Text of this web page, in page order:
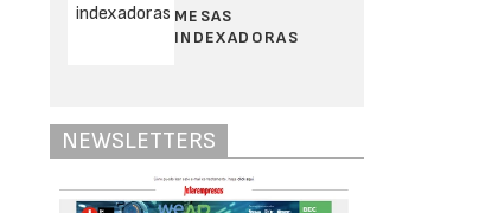
MESAS
INDEXADORAS
NEWSLETTERS